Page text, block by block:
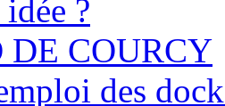
?
DE COURCY
des